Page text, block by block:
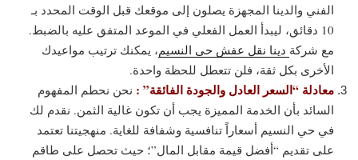
الفني والدينا المجهزة يصلون إلى موقعك قبل الوقت المحدد بـ
10 دقائق، ليبدأ العمل الفعلي في الموعد المتفق عليه بالضبط.
مع شركة دينا نقل عفش حي النسيم، يمكنك ترتيب مواعيدك
الأخرى بكل ثقة، فلن تتعطل للحظة واحدة.
معادلة “السعر العادل والجودة الفائقة” : نحن نحطم المفهوم
السائد بأن الخدمة المميزة يجب أن تكون غالية الثمن. نقدم لك
في حي النسيم أسعاراً تنافسية وشفافة للغاية. منهجيتنا تعتمد
على تقديم “أفضل قيمة مقابل المال”؛ حيث تحصل على طاقم